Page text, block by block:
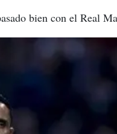
bien con el Real